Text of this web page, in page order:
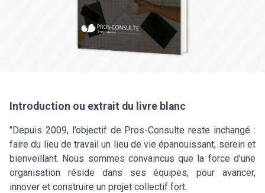
Introduction ou extrait du livre blanc
"Depuis 2009, l’objectif de Pros-Consulte reste inchangé :
faire du lieu de travail un lieu de vie épanouissant, serein et
bienveillant. Nous sommes convaincus que la force d’une
organisation réside dans ses équipes, pour avancer,
innover et construire un projet collectif fort.